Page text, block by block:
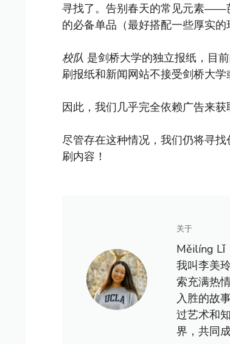
寻找了。告别春天的常见元素
的必备单品（最好搭配一些厚实的
校队 是剑桥大学的独立报纸，目
刷报纸和新闻网站不接受剑桥大学
因此，我们几乎完全依赖广告来获
尽管存在这种情况，我们仍将寻
刷内容！
关于
Měilíng Lǐ
我叫李美
索充满热
入胜的故
过艺术和
界，共同成